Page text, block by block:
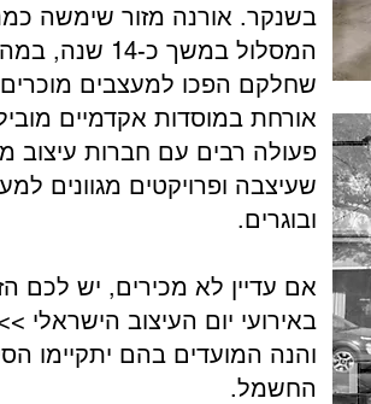
בשנקר. אורנה מזור שימשה
המסלול במשך
שחלקם הפכו למעצבים
אורחת במוסדות אקדמיים
פעולה רבים עם חברות עיצוב
שעיצבה ופרויקטים מגוונים
ובוגרים.
אם עדיין לא מכירים, יש לכם
באירועי יום העיצוב הישראלי
​והנה המועדים בהם יתקיימו
החשמל.